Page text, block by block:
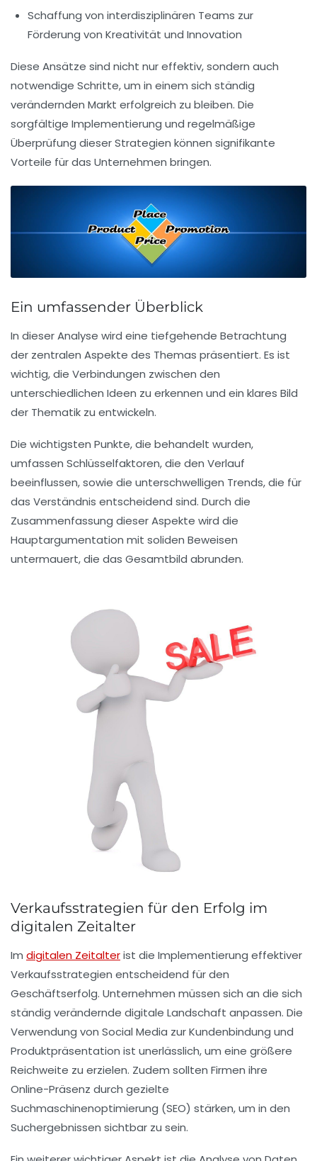
Schaffung von interdisziplinären Teams zur
Förderung von Kreativität und Innovation
Diese Ansätze sind nicht nur effektiv, sondern auch
notwendige Schritte, um in einem sich ständig
verändernden Markt erfolgreich zu bleiben. Die
sorgfältige Implementierung und regelmäßige
Überprüfung dieser Strategien können signifikante
Vorteile für das Unternehmen bringen.
Ein umfassender Überblick
In dieserAnalyse wird eine tiefgehende Betrachtung
der zentralen Aspekte des Themas präsentiert. Es ist
wichtig, die Verbindungen zwischen den
unterschiedlichen Ideen zu erkennen und ein klares Bild
der Thematik zu entwickeln.
Die wichtigsten Punkte, die behandelt wurden,
umfassen Schlüsselfaktoren, die den Verlauf
beeinflussen, sowie die unterschwelligen Trends, die für
das Verständnis entscheidend sind. Durch die
Zusammenfassung dieser Aspekte wird die
Hauptargumentation mit soliden Beweisen
untermauert, die das Gesamtbild abrunden.
Verkaufsstrategien für den Erfolg im
digitalen Zeitalter
Im digitalen Zeitalterist die Implementierung effektiver
Verkaufsstrategien entscheidend für den
Geschäftserfolg. Unternehmen müssen sich an die sich
ständig verändernde digitale Landschaft anpassen. Die
Verwendung von Social Media zur Kundenbindung und
Produktpräsentation ist unerlässlich, um eine größere
Reichweite zu erzielen. Zudem sollten Firmen ihre
Online-Präsenz durch gezielte
Suchmaschinenoptimierung (SEO) stärken, um in den
Suchergebnissen sichtbar zu sein.